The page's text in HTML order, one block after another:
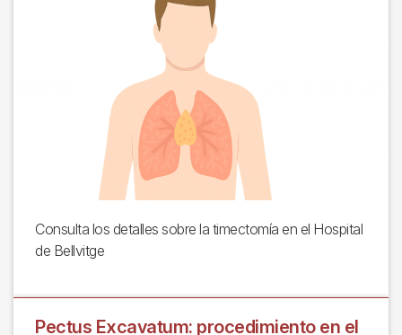
Consulta los detalles sobre la timectomía en el Hospital
de Bellvitge
Pectus Excavatum: procedimiento en el